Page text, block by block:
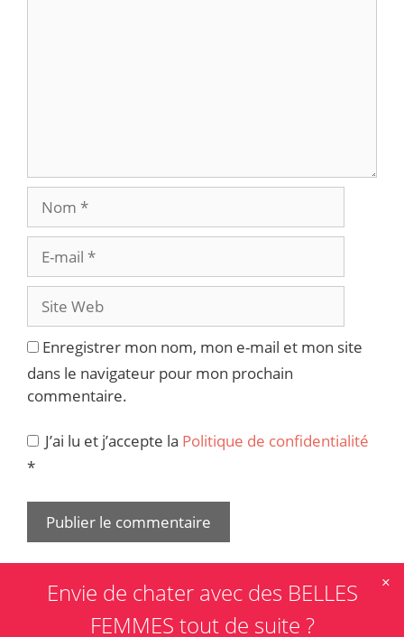
Enregistrer mon nom, mon e-mail et mon site
dans le navigateur pour mon prochain
commentaire.
J’ai lu et j’accepte la Politique de confidentialité
*
Envie de chater avec des BELLES
FEMMES tout de suite ?
×